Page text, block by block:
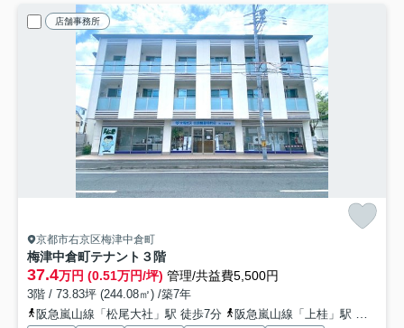
店舗事務所
京都市右京区梅津中倉町
梅津中倉町テナント ３階
37.4万円 (0.51万円/坪) 管理/共益費5,500円
3階 / 73.83坪 (244.08㎡) /築7年
阪急嵐山線「松尾大社」駅 徒歩7分
阪急嵐山線「上桂」駅 徒歩26分